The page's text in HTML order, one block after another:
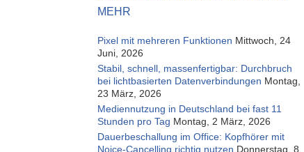
MEHR
Pixel mit mehreren Funktionen Mittwoch, 24
Juni, 2026
Stabil, schnell, massenfertigbar: Durchbruch
bei lichtbasierten Datenverbindungen Montag,
23 März, 2026
Mediennutzung in Deutschland bei fast 11
Stunden pro Tag Montag, 2 März, 2026
Dauerbeschallung im Office: Kopfhörer mit
Noice-Cancelling richtig nutzen Donnerstag, 8